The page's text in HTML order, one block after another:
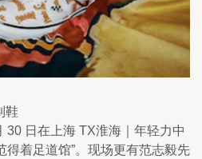
鞋
30 日在上海 TX淮海｜年轻力中
得着足道馆”。现场更有范志毅先